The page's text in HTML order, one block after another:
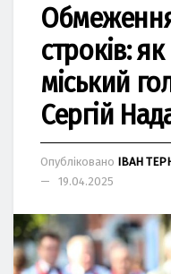
строків:
міський
Сергій
Опубліковано ІВАН
19.04.2025